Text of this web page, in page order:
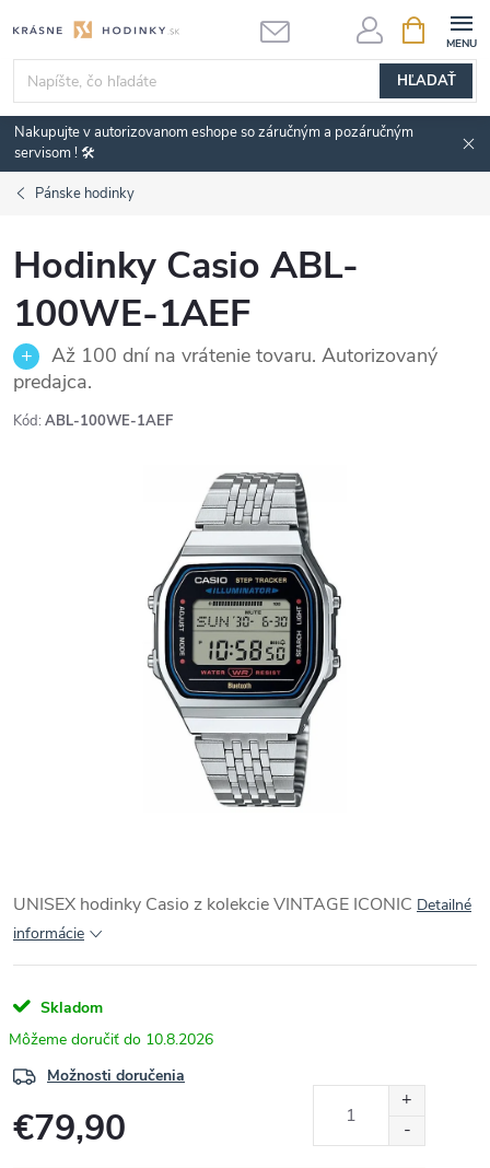
na
obsah
HĽADAŤ
KOŠÍK
Nakupujte v autorizovanom eshope so záručným a pozáručným
servisom ! 🛠️
Pánske hodinky
Hodinky Casio ABL-
100WE-1AEF
Až 100 dní na vrátenie tovaru. Autorizovaný
predajca.
Kód: ABL-100WE-1AEF
UNISEX hodinky Casio z kolekcie VINTAGE ICONIC Detailné
informácie
Skladom
10.8.2026
Možnosti doručenia
€79,90